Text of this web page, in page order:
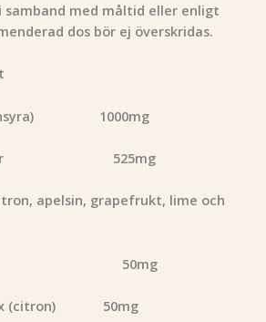
med måltid eller enligt
dos bör ej överskridas.
1000mg
525mg
apelsin, grapefrukt, lime och
50mg
(citron) 50mg